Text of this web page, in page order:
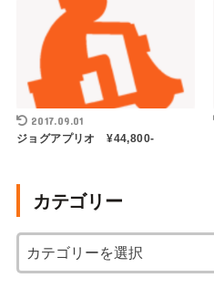
2017.09.01
ジョグアプリオ ¥44,800-
カテゴリー